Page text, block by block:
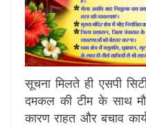
सूचना मिलते ही एसपी
दमकल की टीम के साथ
कारण राहत और बचाव